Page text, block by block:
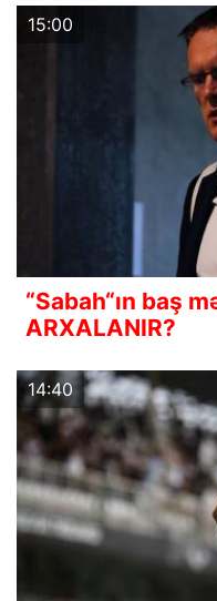
15:00
“Sabah“ın baş
ARXALANIR?
14:40